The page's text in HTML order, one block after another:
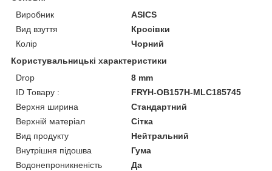
Виробник
ASICS
Вид взуття
Кросівки
Колір
Чорний
Користувальницькі характеристики
Drop
8 mm
ID Товару :
FRYH-OB157H-MLC185745
Верхня ширина
Стандартний
Верхній матеріал
Сітка
Вид продукту
Нейтральний
Внутрішня підошва
Гума
Водонепроникненість
Да